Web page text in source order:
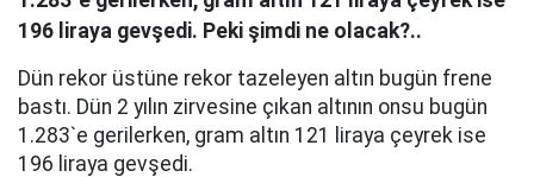
196 liraya gevşedi. Peki şimdi ne olacak?..
Dün rekor üstüne rekor tazeleyen altın bugün frene
bastı. Dün 2 yılın zirvesine çıkan altının onsu bugün
1.283`e gerilerken, gram altın 121 liraya çeyrek ise
196 liraya gevşedi.